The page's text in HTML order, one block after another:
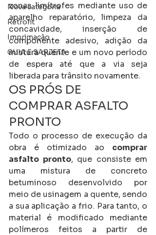
Nova categoria
Retrofit
Imprimação
GUIA E SARJETA
zonas limítrofes mediante uso de
aparelho reparatório, limpeza da
concavidade, inserção de
componente adesivo, adição da
mistura quente e um novo período
de espera até que a via seja
liberada para trânsito novamente.
OS PRÓS DE
COMPRAR ASFALTO
PRONTO
Todo o processo de execução da
obra é otimizado ao comprar
asfalto pronto, que consiste em
uma mistura de concreto
betuminoso desenvolvido por
meio de usinagem a quente, sendo
a sua aplicação a frio. Para tanto, o
material é modificado mediante
polímeros feitos a partir de